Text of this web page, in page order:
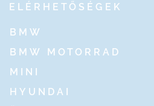
ELÉRHETŐSÉGEK
BMW
BMW MOTORRAD
MINI
HYUNDAI